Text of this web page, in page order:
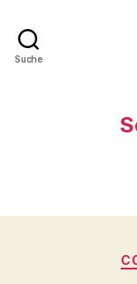
Suche